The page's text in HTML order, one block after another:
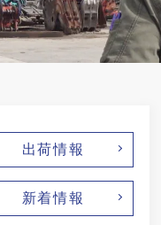
出荷情報
新着情報